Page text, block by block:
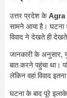
उत्तर प्रदेश केAgra
सामने आया है। घटना
विवाद ने देखते ही
जानकारी के
बात करने पहुंचा था।
लेकिन वहां विवाद
घटना के बाद पूरे